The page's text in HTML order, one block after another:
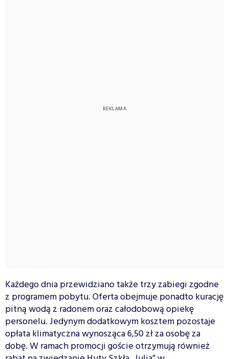
Każdego dnia przewidziano także trzy zabiegi zgodne
z programem pobytu. Oferta obejmuje ponadto kurację
pitną wodą z radonem oraz całodobową opiekę
personelu. Jedynym dodatkowym kosztem pozostaje
opłata klimatyczna wynosząca 6,50 zł za osobę za
dobę. W ramach promocji goście otrzymują również